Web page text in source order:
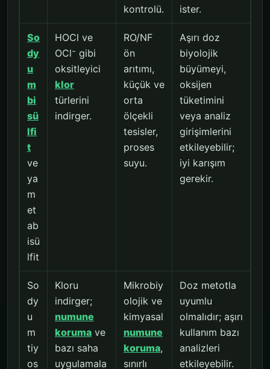
kontrolü.
ister.
So
dy
u
m
bi
sü
lfi
t
ve
ya
m
et
ab
isü
lfit
HOCl ve
OCl⁻ gibi
oksitleyici
klor
türlerini
indirger.
RO/NF
ön
arıtımı,
küçük ve
orta
ölçekli
tesisler,
proses
suyu.
Aşırı doz
biyolojik
büyümeyi,
oksijen
tüketimini
veya analiz
girişimlerini
etkileyebilir;
iyi karışım
gerekir.
So
dy
u
m
tiy
os
Kloru
indirger;
numune
koruma ve
bazı saha
uygulamala
Mikrobiy
olojik ve
kimyasal
numune
koruma,
sınırlı
Doz metotla
uyumlu
olmalıdır; aşırı
kullanım bazı
analizleri
etkileyebilir.